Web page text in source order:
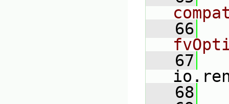
   66
   67
   68